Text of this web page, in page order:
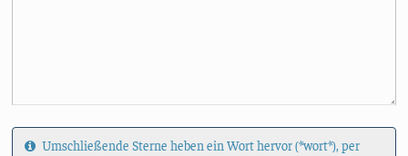
Umschließende Sterne heben ein Wort hervor (*wort*), per